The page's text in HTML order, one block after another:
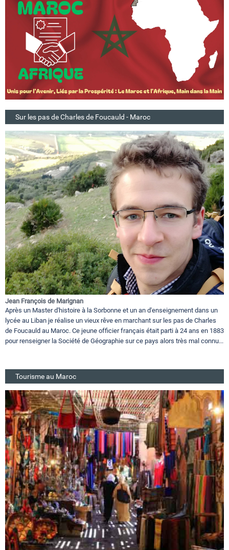
Sur les pas de Charles de Foucauld - Maroc
Jean François de Marignan
Après un Master d'histoire à la Sorbonne et un an d'enseignement dans un
lycée au Liban je réalise un vieux rêve en marchant sur les pas de Charles
de Foucauld au Maroc. Ce jeune officier français était parti à 24 ans en 1883
pour renseigner la Société de Géographie sur ce pays alors très mal connu...
Tourisme au Maroc